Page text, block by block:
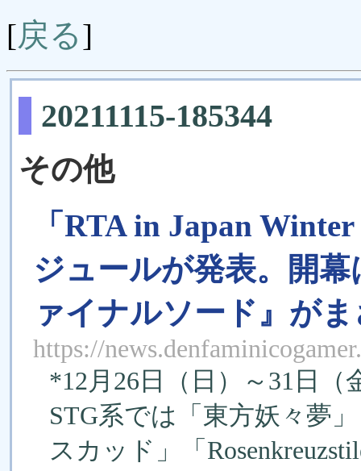
[戻る]
20211115-185344
その他
「RTA in Japan
ジュールが発表。開
ァイナルソード』が
https://
*12月26日（日）～31日（
STG系では「東方妖々夢
スカッド」「